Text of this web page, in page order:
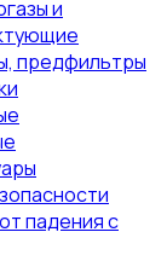
и
предфильтры
падения с